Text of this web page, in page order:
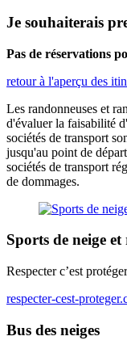
Je souhaiterais
Pas de réservations
retour à l'aperçu des
Les randonneuses et
d'évaluer la faisabilité
sociétés de transport
jusqu'au point de
sociétés de transport
de dommages.
Sports de neige et
Respecter c’est
respecter-cest-
Bus des neiges